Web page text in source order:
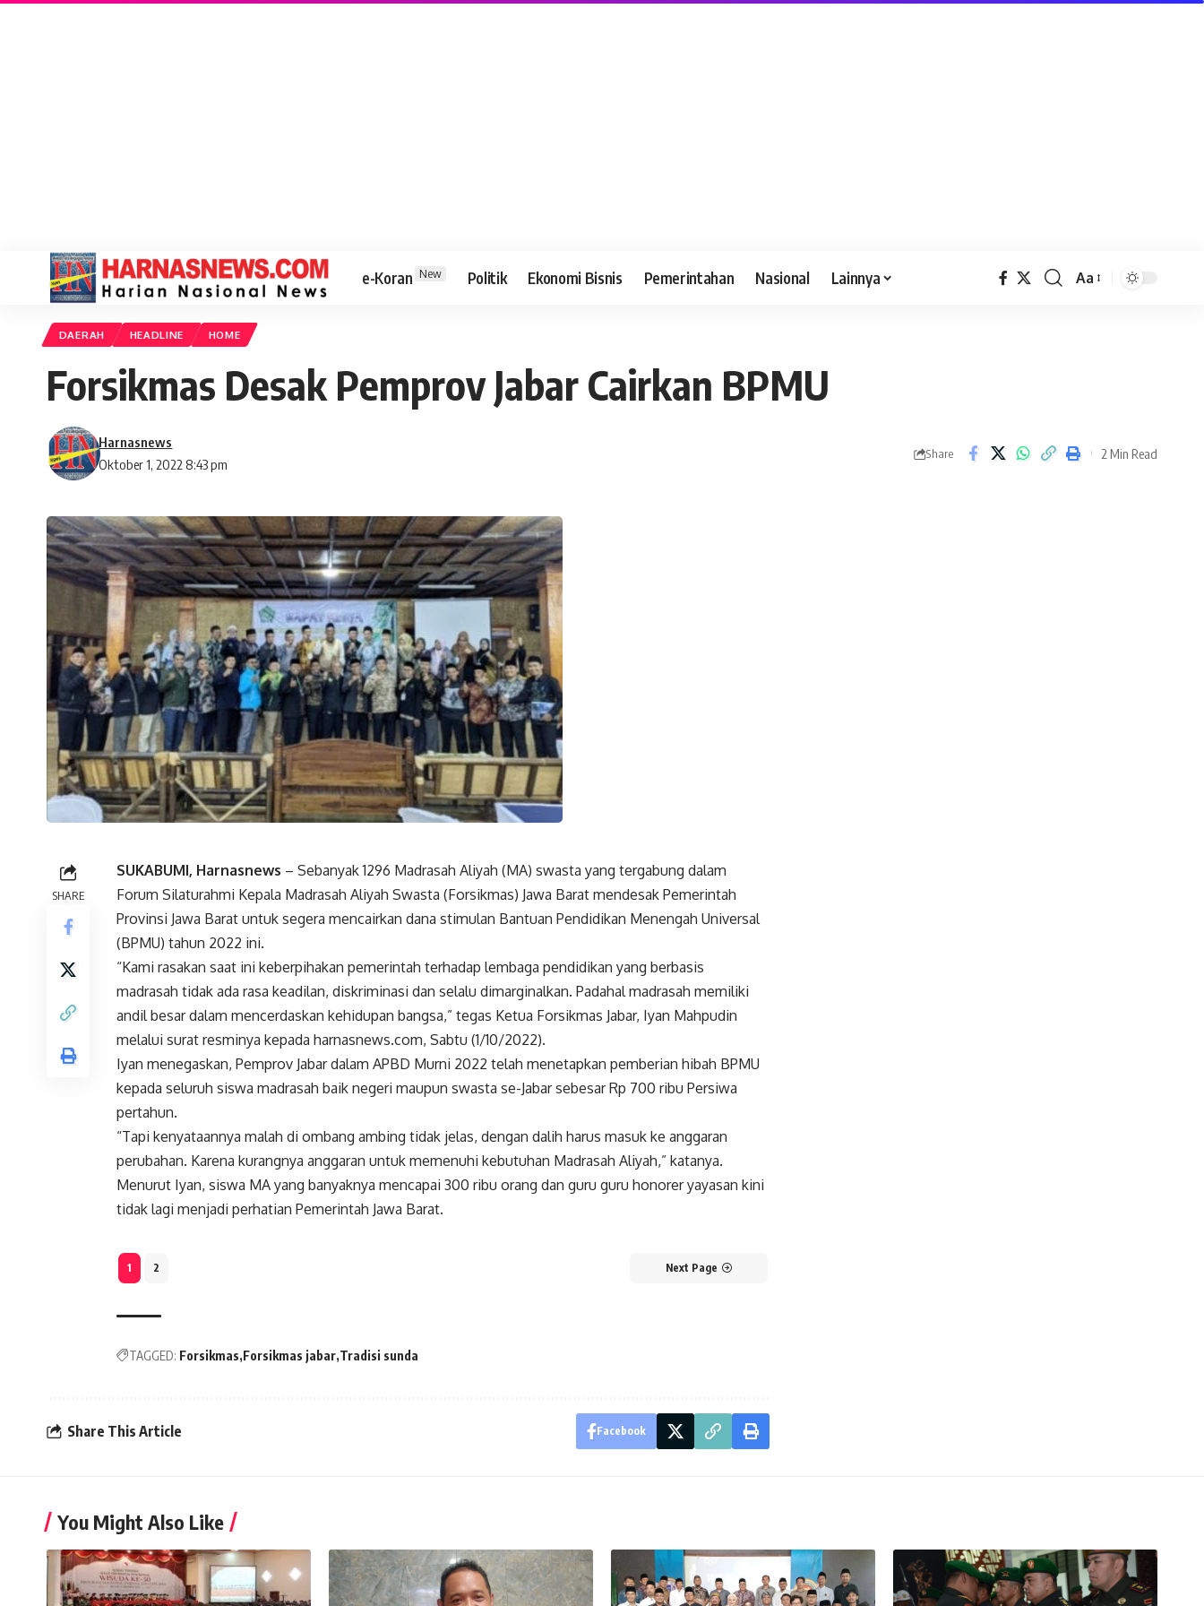
e-Koran New Politik Ekonomi Bisnis Pemerintahan Nasional Lainnya Aa
DAERAH HEADLINE HOME
Forsikmas Desak Pemprov Jabar Cairkan BPMU
Oktober 1, 2022 8:43 pm
Harnasnews
Share 2 Min Read
SHARE
SUKABUMI, Harnasnews – Sebanyak 1296 Madrasah Aliyah (MA) swasta yang tergabung dalam
Forum Silaturahmi Kepala Madrasah Aliyah Swasta (Forsikmas) Jawa Barat mendesak Pemerintah
Provinsi Jawa Barat untuk segera mencairkan dana stimulan Bantuan Pendidikan Menengah Universal
(BPMU) tahun 2022 ini.
“Kami rasakan saat ini keberpihakan pemerintah terhadap lembaga pendidikan yang berbasis
madrasah tidak ada rasa keadilan, diskriminasi dan selalu dimarginalkan. Padahal madrasah memiliki
andil besar dalam mencerdaskan kehidupan bangsa,” tegas Ketua Forsikmas Jabar, Iyan Mahpudin
melalui surat resminya kepada harnasnews.com, Sabtu (1/10/2022).
Iyan menegaskan, Pemprov Jabar dalam APBD Murni 2022 telah menetapkan pemberian hibah BPMU
kepada seluruh siswa madrasah baik negeri maupun swasta se-Jabar sebesar Rp 700 ribu Persiwa
pertahun.
“Tapi kenyataannya malah di ombang ambing tidak jelas, dengan dalih harus masuk ke anggaran
perubahan. Karena kurangnya anggaran untuk memenuhi kebutuhan Madrasah Aliyah,” katanya.
Menurut Iyan, siswa MA yang banyaknya mencapai 300 ribu orang dan guru guru honorer yayasan kini
tidak lagi menjadi perhatian Pemerintah Jawa Barat.
1 2 Next Page
TAGGED: Forsikmas Forsikmas jabar Tradisi sunda
Share This Article Facebook
You Might Also Like